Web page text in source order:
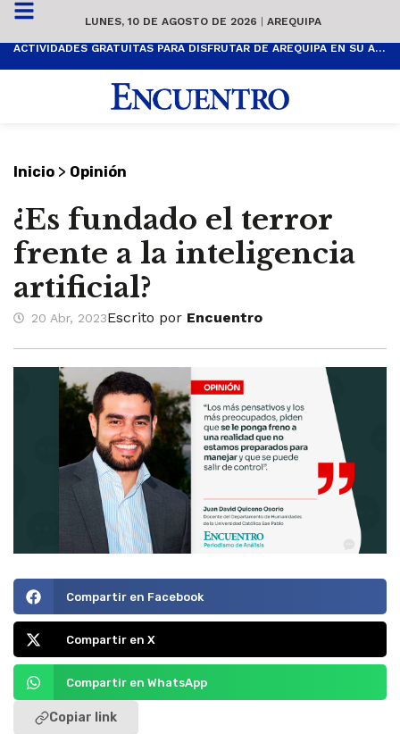
LUNES, 10 DE AGOSTO DE 2026 | AREQUIPA
ACTIVIDADES GRATUITAS PARA DISFRUTAR DE AREQUIPA EN SU ANIVERSARIO
Inicio > Opinión
¿Es fundado el terror
frente a la inteligencia
artificial?
20 Abr, 2023Escrito por Encuentro
Compartir en Facebook
Compartir en X
Compartir en WhatsApp
Copiar link